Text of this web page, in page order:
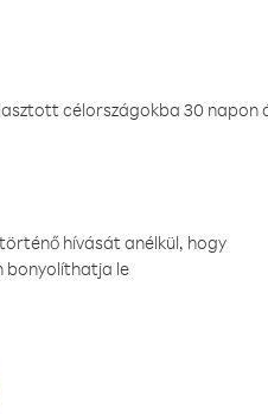
célországokba 30 napon
hívását anélkül, hogy
bonyolíthatja le